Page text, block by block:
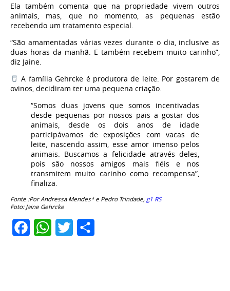
Ela também comenta que na propriedade vivem outros
animais, mas, que no momento, as pequenas estão
recebendo um tratamento especial.
“São amamentadas várias vezes durante o dia, inclusive as
duas horas da manhã. E também recebem muito carinho”,
diz Jaine.
A família Gehrcke é produtora de leite. Por gostarem de
ovinos, decidiram ter uma pequena criação.
“Somos duas jovens que somos incentivadas
desde pequenas por nossos pais a gostar dos
animais, desde os dois anos de idade
participávamos de exposições com vacas de
leite, nascendo assim, esse amor imenso pelos
animais. Buscamos a felicidade através deles,
pois são nossos amigos mais fiéis e nos
transmitem muito carinho como recompensa”,
finaliza.
Fonte :Por Andressa Mendes* e Pedro Trindade, g1 RS
Foto: Jaine Gehrcke
FacebookWhatsApp
Twitter